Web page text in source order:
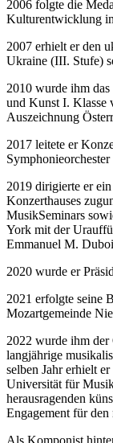
2006 folgte die
Kulturentwicklung
2007 erhielt er den
Ukraine (III. Stufe)
2010 wurde ihm
und Kunst I. Klasse
Auszeichnung
2017 leitete er
2019 dirigierte er
Konzerthauses
MusikSeminars
York mit der
Emmanuel M.
2020 wurde er
2021 erfolgte seine
Mozartgemeinde
2022 wurde ihm der
langjährige
selben Jahr erhielt
Universität für
herausragenden
Engagement für
Als Komponist